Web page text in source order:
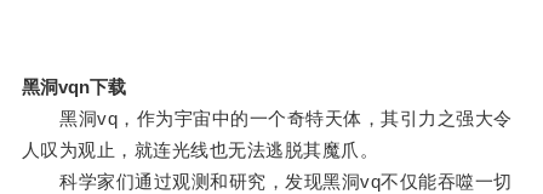
黑洞vqn下载
黑洞vq，作为宇宙中的一个奇特天体，其引力之强大令
人叹为观止，就连光线也无法逃脱其魔爪。
科学家们通过观测和研究，发现黑洞vq不仅能吞噬一切